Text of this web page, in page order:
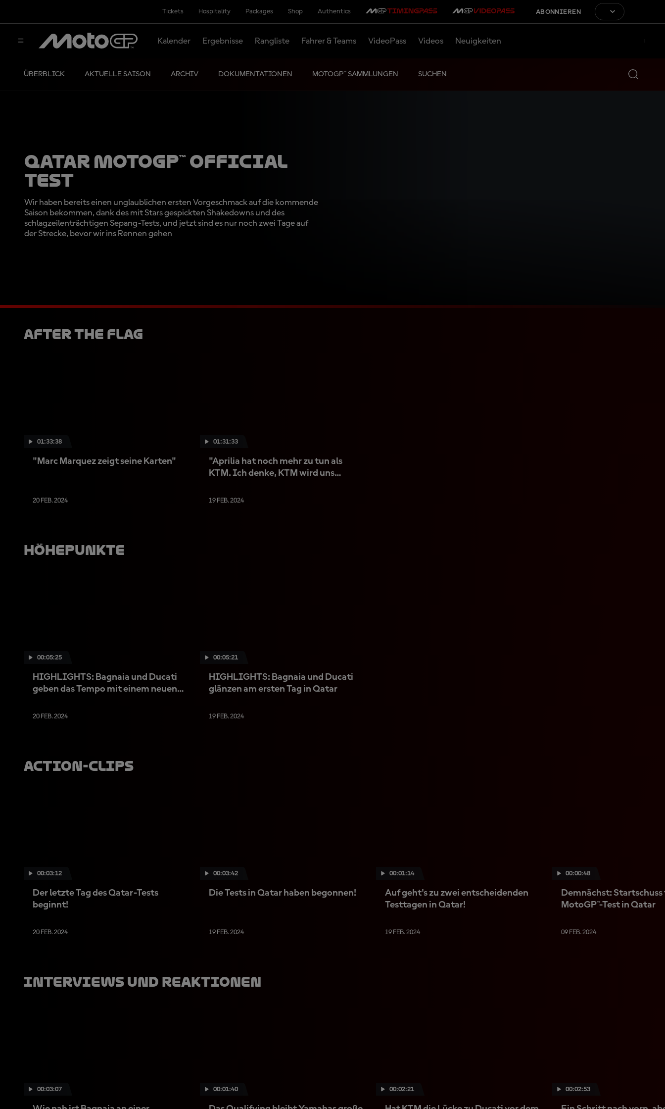
Tickets Hospitality Packages Shop Authentics ABONNIEREN
Kalender Ergebnisse Rangliste Fahrer & Teams VideoPass Videos Neuigkeiten
ÜBERBLICK AKTUELLE SAISON ARCHIV DOKUMENTATIONEN MOTOGP™ SAMMLUNGEN SUCHEN
Qatar MotoGP™ Official
Test
Wir haben bereits einen unglaublichen ersten Vorgeschmack auf die kommende
Saison bekommen, dank des mit Stars gespickten Shakedowns und des
schlagzeilenträchtigen Sepang-Tests, und jetzt sind es nur noch zwei Tage auf
der Strecke, bevor wir ins Rennen gehen
After The Flag
01:33:38
"Marc Marquez zeigt seine Karten"
20 FEB. 2024
01:31:33
"Aprilia hat noch mehr zu tun als
KTM. Ich denke, KTM wird uns
19 FEB. 2024
Höhepunkte
00:05:25
HIGHLIGHTS: Bagnaia und Ducati
geben das Tempo mit einem neuen
20 FEB. 2024
00:05:21
HIGHLIGHTS: Bagnaia und Ducati
glänzen am ersten Tag in Qatar
19 FEB. 2024
Action-Clips
00:03:12
Der letzte Tag des Qatar-Tests
beginnt!
20 FEB. 2024
00:03:42
Die Tests in Qatar haben begonnen!
19 FEB. 2024
00:01:14
Auf geht's zu zwei entscheidenden
Testtagen in Qatar!
19 FEB. 2024
00:00:48
Demnächst: Startschuss
MotoGP™-Test in Qatar
09 FEB. 2024
Interviews Und Reaktionen
00:03:07 00:01:40 00:02:21 00:02:53